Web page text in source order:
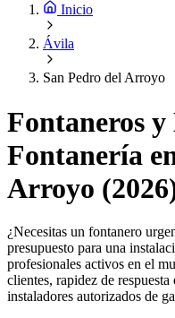
Inicio
Ávila
San Pedro del Arroyo
Fontaneros y
Fontanería
Arroyo
¿Necesitas un fontanero
presupuesto para una
profesionales activos en el
clientes, rapidez de
instaladores autorizados de